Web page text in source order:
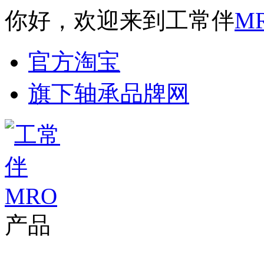
你好，欢迎来到工常伴
官方淘宝
旗下轴承品牌网
产品